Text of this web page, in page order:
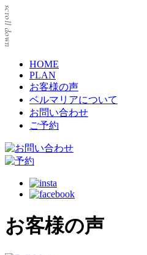
HOME
PLAN
お客様の声
ベルマリアについて
お問い合わせ
ご予約
お客様の声